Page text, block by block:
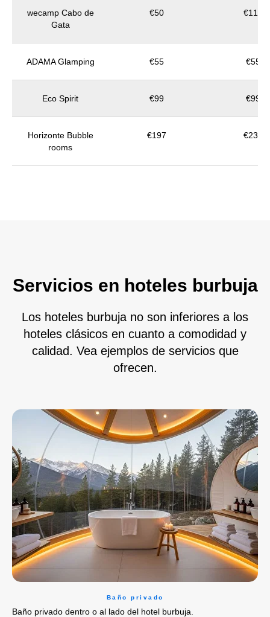
wecamp Cabo de
Gata
€50 €110
ADAMA Glamping €55 €55
Eco Spirit €99 €99
Horizonte Bubble
rooms
€197 €234
Servicios en hoteles burbuja
Los hoteles burbuja no son inferiores a los
hoteles clásicos en cuanto a comodidad y
calidad. Vea ejemplos de servicios que
ofrecen.
Baño privado
Baño privado dentro o al lado del hotel burbuja.